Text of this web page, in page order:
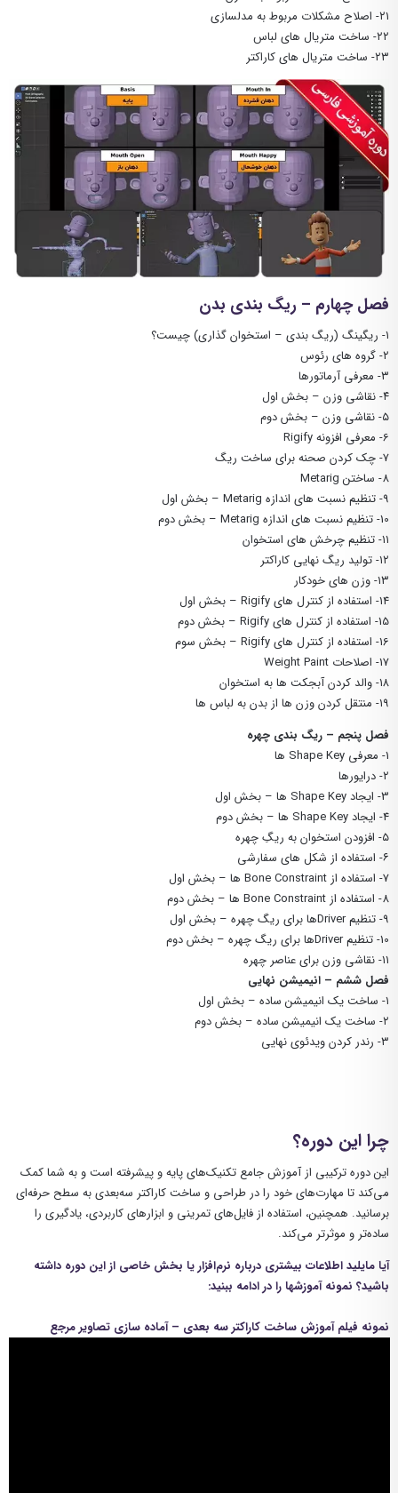
۲۱- اصلاح مشکلات مربوط به مدلسازی
۲۲- ساخت متریال های لباس
۲۳- ساخت متریال های کاراکتر
فصل چهارم – ریگ بندی بدن
۱- ریگینگ (ریگ بندی – استخوان گذاری) چیست؟
۲- گروه های رئوس
۳- معرفی آرماتورها
۴- نقاشی وزن – بخش اول
۵- نقاشی وزن – بخش دوم
6- معرفی افزونه Rigify
۷- چک کردن صحنه برای ساخت ریگ
8- ساختن Metarig
9- تنظیم نسبت های اندازه Metarig – بخش اول
10- تنظیم نسبت های اندازه Metarig – بخش دوم
۱۱- تنظیم چرخش های استخوان
۱۲- تولید ریگ نهایی کاراکتر
۱۳- وزن های خودکار
14- استفاده از کنترل های Rigify – بخش اول
15- استفاده از کنترل های Rigify – بخش دوم
16- استفاده از کنترل های Rigify – بخش سوم
17- اصلاحات Weight Paint
۱۸- والد کردن آبجکت ها به استخوان
۱۹- منتقل کردن وزن ها از بدن به لباس ها
فصل پنجم – ریگ بندی چهره
1- معرفی Shape Key ها
۲- درایورها
3- ایجاد Shape Key ها – بخش اول
4- ایجاد Shape Key ها – بخش دوم
۵- افزودن استخوان به ریگِ چهره
۶- استفاده از شکل های سفارشی
7- استفاده از Bone Constraint ها – بخش اول
8- استفاده از Bone Constraint ها – بخش دوم
9- تنظیم Driverها برای ریگ چهره – بخش اول
10- تنظیم Driverها برای ریگ چهره – بخش دوم
۱۱- نقاشی وزن برای عناصر چهره
فصل ششم – انیمیشن نهایی
۱- ساخت یک انیمیشن ساده – بخش اول
۲- ساخت یک انیمیشن ساده – بخش دوم
۳- رندر کردن ویدئوی نهایی
چرا این دوره؟
این دوره ترکیبی از آموزش جامع تکنیک‌های پایه و پیشرفته است و به شما کمک
می‌کند تا مهارت‌های خود را در طراحی و ساخت کاراکتر سه‌بعدی به سطح حرفه‌ای
برسانید. همچنین، استفاده از فایل‌های تمرینی و ابزارهای کاربردی، یادگیری را
ساده‌تر و موثرتر می‌کند.
آیا مایلید اطلاعات بیشتری درباره نرم‌افزار یا بخش خاصی از این دوره داشته
باشید؟ نمونه آموزشها را در ادامه ببنید:
نمونه فیلم آموزش ساخت کاراکتر سه بعدی – آماده سازی تصاویر مرجع